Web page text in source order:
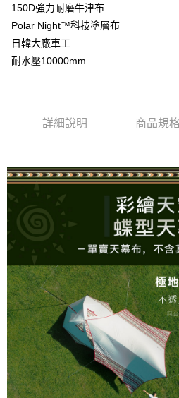
２．便利：只要手機號碼，簡訊認證，即可
３．安心：先確認商品／服務後，再付款。
【「AFTEE先享後付」結帳流程】
１．於結帳方式選擇「AFTEE先享後付」
※ 請注意：結帳手續完成當下不需立刻繳
是否繳費成功／繳費後需取消欲退款等相
客戶支援中心」https://
【注意事項】
１．透過由恩沛科技股份有限公司提供之
易，需依本服務之必要範圍內提供個人資
權轉讓予恩沛科技股份有限公司。
２．關於個人資料處理事宜，請瀏覽以下網
https://aftee.tw/terms/#terms3
３．未成年的使用者請事先徵得法定代理
「AFTEE先享後付」，若未經同意申辦者
任。
４．使用「AFTEE先享後付」時，將依據
時審查核予不同之上限額度；若仍有額度
請求用戶進行身份認證。
５．嚴禁一人註冊多個帳號或使用他人資
恩沛科技股份有限公司將有權停止該用戶
宅配
每筆NT$160，滿NT$1,000(含以上)免
日本/香港/馬來西亞/越南/空運
150D強力耐磨牛津布
Polar Night™科技塗層布
日韓大廠車工
耐水壓10000mm
詳細說明 商品規